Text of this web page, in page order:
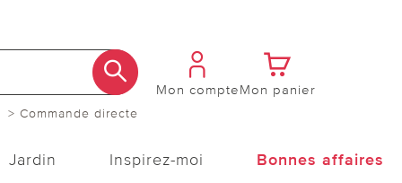
> Commande directe
Mon compteMon panier
Jardin Inspirez-moi Bonnes affaires